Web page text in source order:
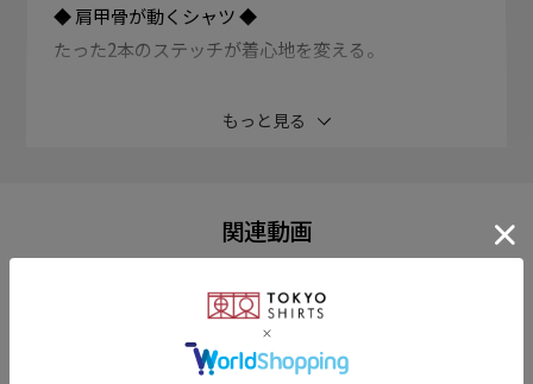
◆ 肩甲骨が動くシャツ ◆
たった2本のステッチが着心地を変える。
脇下に施したステッチによって背面の生地に肩甲骨に沿
この設計により、肩甲骨の滑走運動（肩甲骨が肋骨上を
上下・内外に移動する動き）が妨げられず、自然な動き
この『肩甲骨の可動域を意識したパターン設計』によ
もっと見る
関連動画